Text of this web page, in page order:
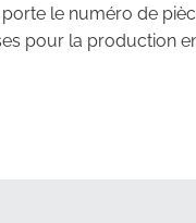
le numéro de
pour la production